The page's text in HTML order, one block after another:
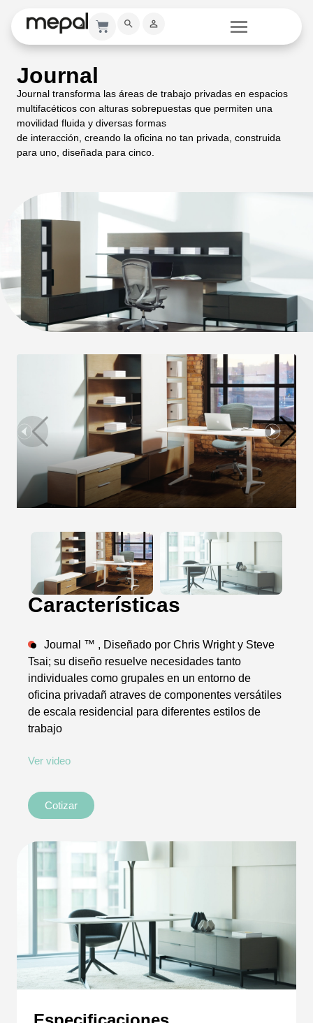
Journal
Journal transforma las áreas de trabajo privadas en espacios
multifacéticos con alturas sobrepuestas que permiten una
movilidad fluida y diversas formas
de interacción, creando la oficina no tan privada, construida
para uno, diseñada para cinco.
Características
Journal ™ , Diseñado por Chris Wright y Steve
Tsai; su diseño resuelve necesidades tanto
individuales como grupales en un entorno de
oficina privadañ atraves de componentes versátiles
de escala residencial para diferentes estilos de
trabajo
Ver video
Cotizar